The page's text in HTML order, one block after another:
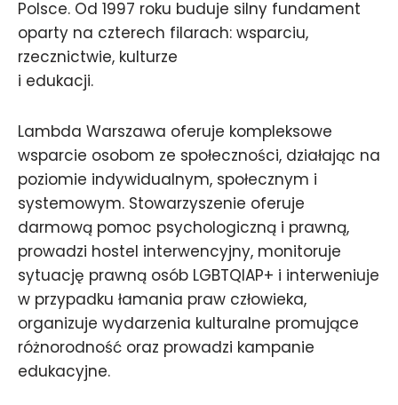
Polsce. Od 1997 roku buduje silny fundament
oparty na czterech filarach: wsparciu,
rzecznictwie, kulturze
i edukacji.
Lambda Warszawa oferuje kompleksowe
wsparcie osobom ze społeczności, działając na
poziomie indywidualnym, społecznym i
systemowym. Stowarzyszenie oferuje
darmową pomoc psychologiczną i prawną,
prowadzi hostel interwencyjny, monitoruje
sytuację prawną osób LGBTQIAP+ i interweniuje
w przypadku łamania praw człowieka,
organizuje wydarzenia kulturalne promujące
różnorodność oraz prowadzi kampanie
edukacyjne.